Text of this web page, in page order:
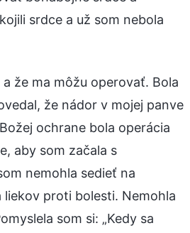
srdce a už som nebola
že ma môžu operovať. Bola
že nádor v mojej panve
ochrane bola operácia
aby som začala s
nemohla sedieť na
proti bolesti. Nemohla
som si: „Kedy sa